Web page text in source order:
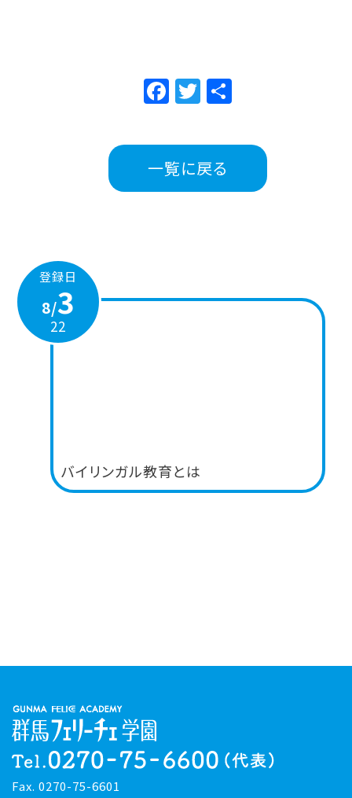
Facebook
Twitter
一覧に戻る
登録日
8/3
22
バイリンガル教育とは
Fax. 0270-75-6601